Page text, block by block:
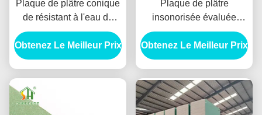
Plaque de plâtre conique
de résistant à l'eau de
bord pour le plafond
intérieur
Obtenez Le Meilleur Prix
Plaque de plâtre
insonorisée évaluée
15mm du feu pour la
séparation interne de mur
Obtenez Le Meilleur Prix